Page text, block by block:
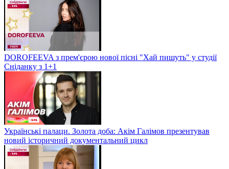
DOROFEEVA з прем'єрою нової пісні "Хай пишуть" у студії
Сніданку з 1+1
Українські палаци. Золота доба: Акім Галімов презентував
новий історичний документальний цикл